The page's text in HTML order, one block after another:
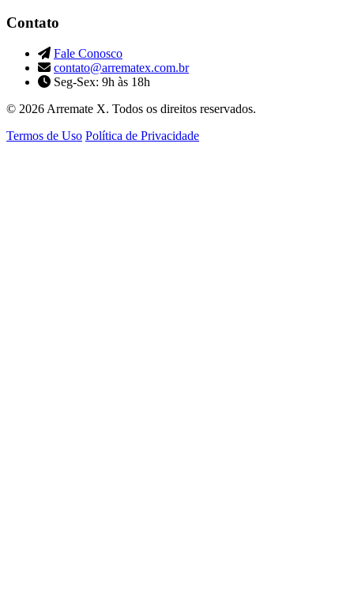
Contato
Fale Conosco
contato@arrematex.com.br
Seg-Sex: 9h às 18h
© 2026 Arremate X. Todos os direitos reservados.
Termos de Uso Política de Privacidade